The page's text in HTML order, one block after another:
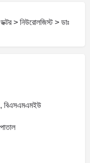
ডক্টর> নিউরোলজিস্ট> ডাঃ
বিএসএমএমইউ